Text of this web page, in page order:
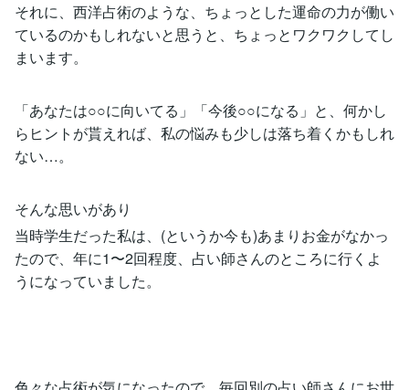
それに、西洋占術のような、ちょっとした運命の力が働い
ているのかもしれないと思うと、ちょっとワクワクしてし
まいます。
「あなたは○○に向いてる」「今後○○になる」と、何かし
らヒントが貰えれば、私の悩みも少しは落ち着くかもしれ
ない…。
そんな思いがあり
当時学生だった私は、(というか今も)あまりお金がなかっ
たので、年に1〜2回程度、占い師さんのところに行くよ
うになっていました。